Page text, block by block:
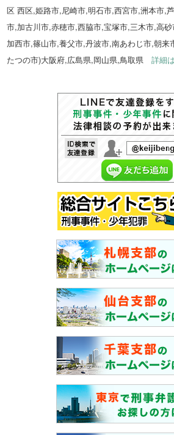
区 西区,姫路市,尼崎市,明石市,西宮市,洲本市,
市,加古川市,赤穂市,西脇市,宝塚市,三木市,高
加西市,篠山市,養父市,丹波市,南あわじ市,朝来
たつの市)大阪府,広島県,岡山県,鳥取県詳細